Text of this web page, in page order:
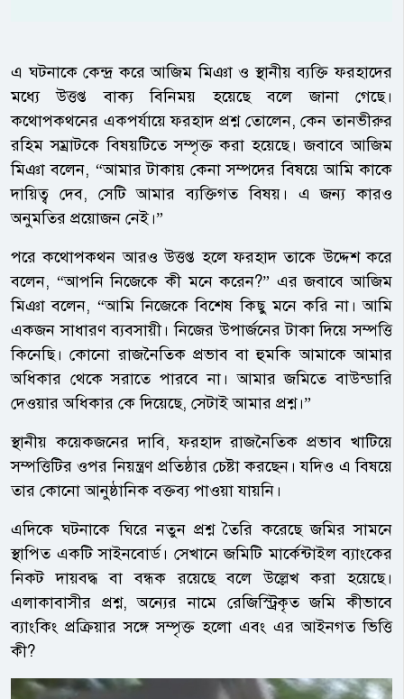
এ ঘটনাকে কেন্দ্র করে আজিম মিঞা ও স্থানীয় ব্যক্তি ফরহাদের
মধ্যে উত্তপ্ত বাক্য বিনিময় হয়েছে বলে জানা গেছে।
কথোপকথনের একপর্যায়ে ফরহাদ প্রশ্ন তোলেন, কেন তানভীরুর
রহিম সম্রাটকে বিষয়টিতে সম্পৃক্ত করা হয়েছে। জবাবে আজিম
মিঞা বলেন, “আমার টাকায় কেনা সম্পদের বিষয়ে আমি কাকে
দায়িত্ব দেব, সেটি আমার ব্যক্তিগত বিষয়। এ জন্য কারও
অনুমতির প্রয়োজন নেই।”
পরে কথোপকথন আরও উত্তপ্ত হলে ফরহাদ তাকে উদ্দেশ করে
বলেন, “আপনি নিজেকে কী মনে করেন?” এর জবাবে আজিম
মিঞা বলেন, “আমি নিজেকে বিশেষ কিছু মনে করি না। আমি
একজন সাধারণ ব্যবসায়ী। নিজের উপার্জনের টাকা দিয়ে সম্পত্তি
কিনেছি। কোনো রাজনৈতিক প্রভাব বা হুমকি আমাকে আমার
অধিকার থেকে সরাতে পারবে না। আমার জমিতে বাউন্ডারি
দেওয়ার অধিকার কে দিয়েছে, সেটাই আমার প্রশ্ন।”
স্থানীয় কয়েকজনের দাবি, ফরহাদ রাজনৈতিক প্রভাব খাটিয়ে
সম্পত্তিটির ওপর নিয়ন্ত্রণ প্রতিষ্ঠার চেষ্টা করছেন। যদিও এ বিষয়ে
তার কোনো আনুষ্ঠানিক বক্তব্য পাওয়া যায়নি।
এদিকে ঘটনাকে ঘিরে নতুন প্রশ্ন তৈরি করেছে জমির সামনে
স্থাপিত একটি সাইনবোর্ড। সেখানে জমিটি মার্কেন্টাইল ব্যাংকের
নিকট দায়বদ্ধ বা বন্ধক রয়েছে বলে উল্লেখ করা হয়েছে।
এলাকাবাসীর প্রশ্ন, অন্যের নামে রেজিস্ট্রিকৃত জমি কীভাবে
ব্যাংকিং প্রক্রিয়ার সঙ্গে সম্পৃক্ত হলো এবং এর আইনগত ভিত্তি
কী?